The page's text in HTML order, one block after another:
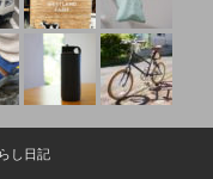
し日記